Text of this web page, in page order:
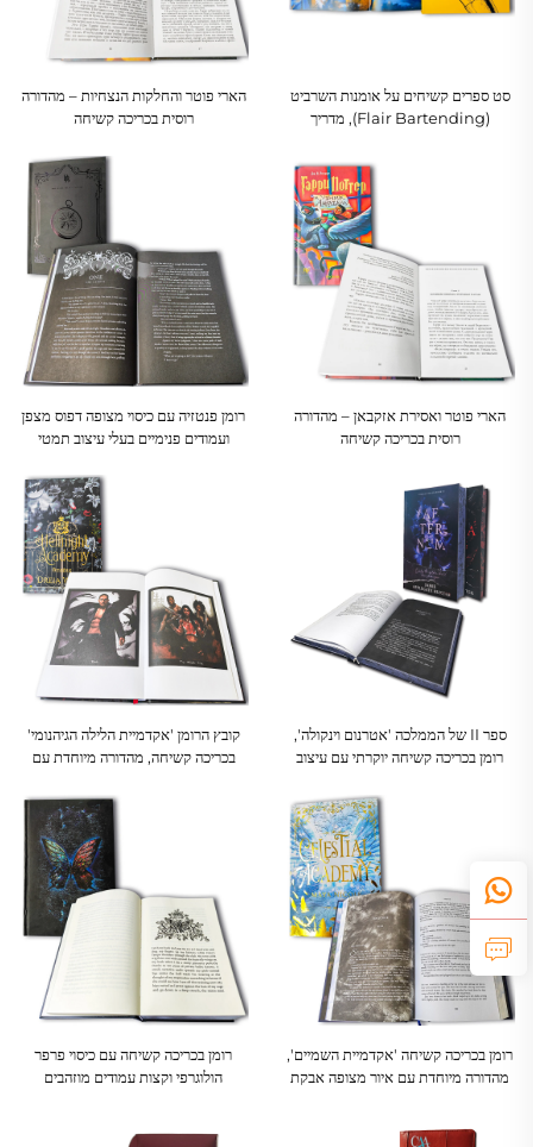
סט ספרים קשיחים על אומנות השרביט
(Flair Bartending), מדריך
הארי פוטר והחלקות הנצחיות – מהדורה
רוסית בכריכה קשיחה
הארי פוטר ואסירת אזקבאן – מהדורה
רוסית בכריכה קשיחה
רומן פנטזיה עם כיסוי מצופה דפוס מצפן
ועמודים פנימיים בעלי עיצוב תמטי
ספר II של הממלכה 'אטרנום וינקולה',
רומן בכריכה קשיחה יוקרתי עם עיצוב
קובץ הרומן 'אקדמיית הלילה הגיהנומי'
בכריכה קשיחה, מהדורה מיוחדת עם
רומן בכריכה קשיחה 'אקדמיית השמיים',
מהדורה מיוחדת עם איור מצופה אבקת
רומן בכריכה קשיחה עם כיסוי פרפר
הולוגרפי וקצות עמודים מוזהבים